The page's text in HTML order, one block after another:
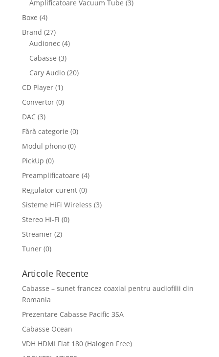
Amplificatoare Vacuum Tube (3)
Boxe (4)
Brand (27)
Audionec (4)
Cabasse (3)
Cary Audio (20)
CD Player (1)
Convertor (0)
DAC (3)
Fără categorie (0)
Modul phono (0)
PickUp (0)
Preamplificatoare (4)
Regulator curent (0)
Sisteme HiFi Wireless (3)
Stereo Hi-Fi (0)
Streamer (2)
Tuner (0)
Articole Recente
Cabasse – sunet francez coaxial pentru audiofilii din
Romania
Prezentare Cabasse Pacific 3SA
Cabasse Ocean
VDH HDMI Flat 180 (Halogen Free)